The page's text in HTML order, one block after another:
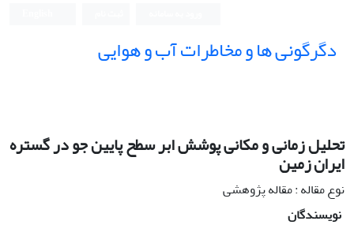
دگرگونی ها و مخاطرات آب و هوایی
تحلیل زمانی و مکانی پوشش ابر سطح پایین جو در گستره
ایران زمین
نوع مقاله : مقاله پژوهشی
نویسندگان